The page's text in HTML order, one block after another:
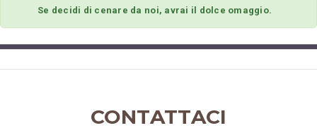
Se decidi di cenare da noi, avrai il dolce omaggio.
CONTATTACI